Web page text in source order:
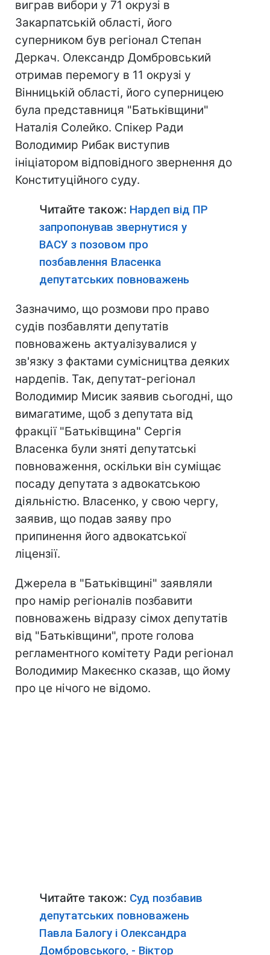
виграв вибори у 71 окрузі в
Закарпатській області, його
суперником був регіонал Степан
Деркач. Олександр Домбровський
отримав перемогу в 11 окрузі у
Вінницькій області, його суперницею
була представниця "Батьківщини"
Наталія Солейко. Спікер Ради
Володимир Рибак виступив
ініціатором відповідного звернення до
Конституційного суду.
Читайте також: Нардеп від ПР
запропонував звернутися у
ВАСУ з позовом про
позбавлення Власенка
депутатських повноважень
Зазначимо, що розмови про право
судів позбавляти депутатів
повноважень актуалізувалися у
зв'язку з фактами сумісництва деяких
нардепів. Так, депутат-регіонал
Володимир Мисик заявив сьогодні, що
вимагатиме, щоб з депутата від
фракції "Батьківщина" Сергія
Власенка були зняті депутатські
повноваження, оскільки він суміщає
посаду депутата з адвокатською
діяльністю. Власенко, у свою чергу,
заявив, що подав заяву про
припинення його адвокатської
ліцензії.
Джерела в "Батьківщині" заявляли
про намір регіоналів позбавити
повноважень відразу сімох депутатів
від "Батьківщини", проте голова
регламентного комітету Ради регіонал
Володимир Макеєнко сказав, що йому
про це нічого не відомо.
Читайте також: Суд позбавив
депутатських повноважень
Павла Балогу і Олександра
Домбровського, - Віктор